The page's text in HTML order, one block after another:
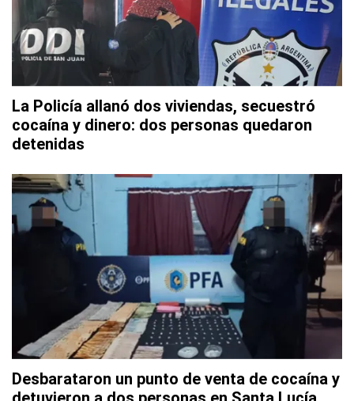
La Policía allanó dos viviendas, secuestró
cocaína y dinero: dos personas quedaron
detenidas
Desbarataron un punto de venta de cocaína y